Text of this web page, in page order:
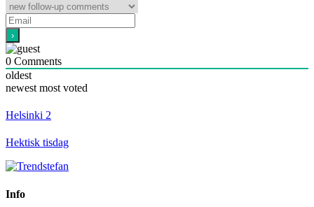
0 Comments
oldest
newest most voted
Helsinki 2
Hektisk tisdag
Info